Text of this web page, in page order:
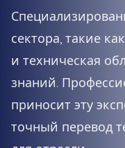
сектора, такие
и техническая
знаний.
приносит эту
точный перевод